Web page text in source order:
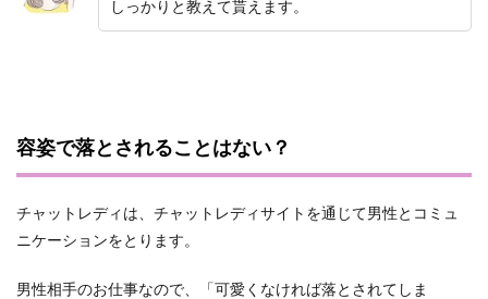
しっかりと教えて貰えます。
容姿で落とされることはない？
チャットレディは、チャットレディサイトを通じて男性とコミュ
ニケーションをとります。
男性相手のお仕事なので、「可愛くなければ落とされてしま